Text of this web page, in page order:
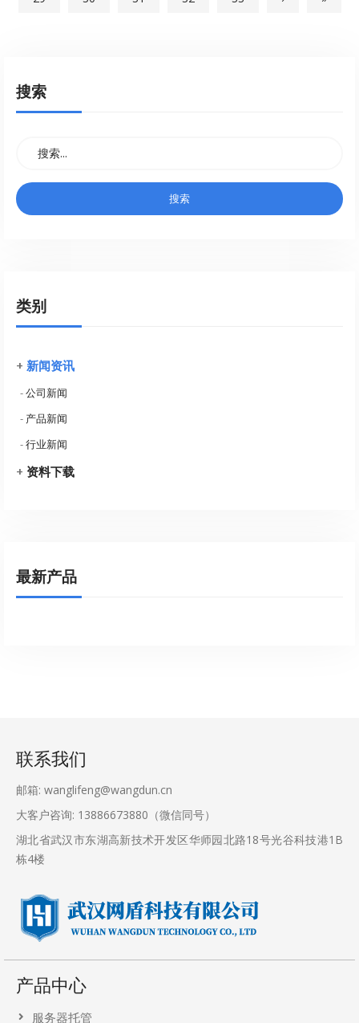
搜索
类别
+ 新闻资讯
-公司新闻
- 产品新闻
-行业新闻
+ 资料下载
最新产品
联系我们
邮箱: wanglifeng@wangdun.cn
大客户咨询: 13886673880（微信同号）
湖北省武汉市东湖高新技术开发区华师园北路18号光谷科技港1B
栋4楼
产品中心
服务器托管